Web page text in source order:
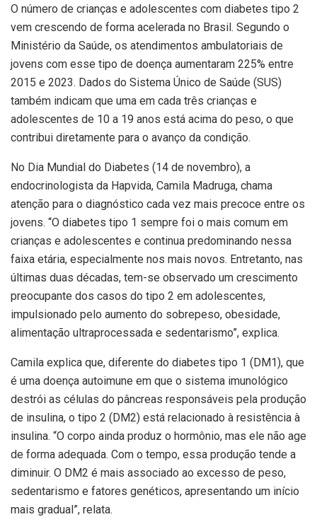
O número de crianças e adolescentes com diabetes tipo 2
vem crescendo de forma acelerada no Brasil. Segundo o
Ministério da Saúde, os atendimentos ambulatoriais de
jovens com esse tipo de doença aumentaram 225% entre
2015 e 2023. Dados do Sistema Único de Saúde (SUS)
também indicam que uma em cada três crianças e
adolescentes de 10 a 19 anos está acima do peso, o que
contribui diretamente para o avanço da condição.
No Dia Mundial do Diabetes (14 de novembro), a
endocrinologista da Hapvida, Camila Madruga, chama
atenção para o diagnóstico cada vez mais precoce entre os
jovens. “O diabetes tipo 1 sempre foi o mais comum em
crianças e adolescentes e continua predominando nessa
faixa etária, especialmente nos mais novos. Entretanto, nas
últimas duas décadas, tem-se observado um crescimento
preocupante dos casos do tipo 2 em adolescentes,
impulsionado pelo aumento do sobrepeso, obesidade,
alimentação ultraprocessada e sedentarismo”, explica.
Camila explica que, diferente do diabetes tipo 1 (DM1), que
é uma doença autoimune em que o sistema imunológico
destrói as células do pâncreas responsáveis pela produção
de insulina, o tipo 2 (DM2) está relacionado à resistência à
insulina. “O corpo ainda produz o hormônio, mas ele não age
de forma adequada. Com o tempo, essa produção tende a
diminuir. O DM2 é mais associado ao excesso de peso,
sedentarismo e fatores genéticos, apresentando um início
mais gradual”, relata.